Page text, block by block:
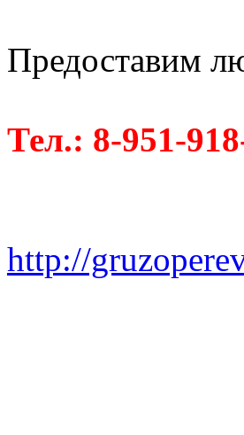
Предоставим
Тел.: 8-951-
http://